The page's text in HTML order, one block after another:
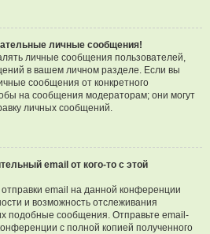
личные сообщения!
личные сообщения пользователей,
в вашем личном разделе. Если вы
сообщения от конкретного
на сообщения модераторам; они могут
личных сообщений.
email от кого-то с этой
email на данной конференции
и возможность отслеживания
подобные сообщения. Отправьте email-
с полной копией полученного